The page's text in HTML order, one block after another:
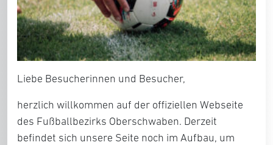
Liebe Besucherinnen und Besucher,
herzlich willkommen auf der offiziellen Webseite
des Fußballbezirks Oberschwaben. Derzeit
befindet sich unsere Seite noch im Aufbau, um